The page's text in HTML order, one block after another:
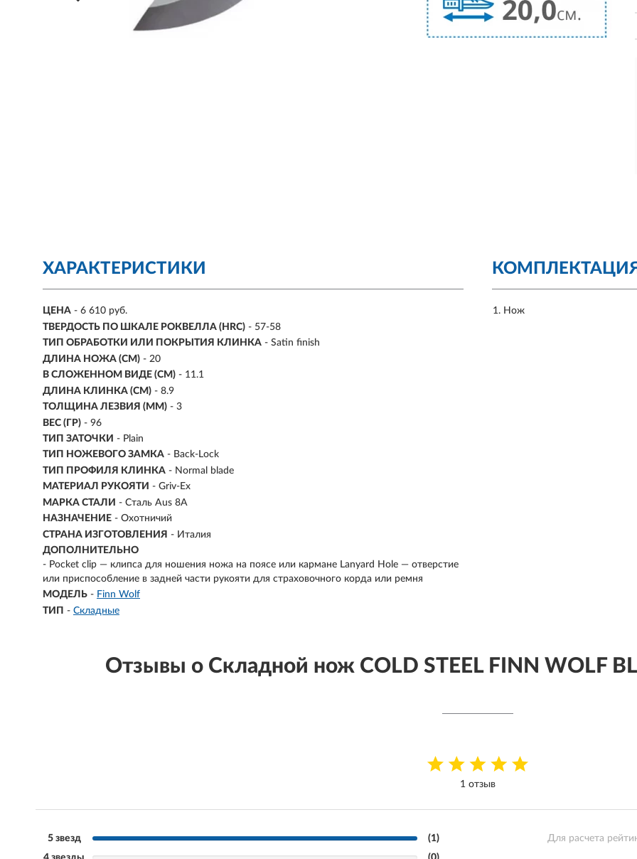
ХАРАКТЕРИСТИКИ
ЦЕНА - 6 610 руб.
ТВЕРДОСТЬ ПО ШКАЛЕ РОКВЕЛЛА (HRC) - 57-58
ТИП ОБРАБОТКИ ИЛИ ПОКРЫТИЯ КЛИНКА - Satin finish
ДЛИНА НОЖА (СМ) - 20
В СЛОЖЕННОМ ВИДЕ (СМ) - 11.1
ДЛИНА КЛИНКА (СМ) - 8.9
ТОЛЩИНА ЛЕЗВИЯ (ММ) - 3
ВЕС (ГР) - 96
ТИП ЗАТОЧКИ - Plain
ТИП НОЖЕВОГО ЗАМКА - Back-Lock
ТИП ПРОФИЛЯ КЛИНКА - Normal blade
МАТЕРИАЛ РУКОЯТИ - Griv-Ex
МАРКА СТАЛИ - Сталь Aus 8A
НАЗНАЧЕНИЕ - Охотничий
СТРАНА ИЗГОТОВЛЕНИЯ - Италия
ДОПОЛНИТЕЛЬНО
- Pocket clip — клипса для ношения ножа на поясе или кармане Lanyard Hole — отверстие
или приспособление в задней части рукояти для страховочного корда или ремня
МОДЕЛЬ - Finn Wolf
ТИП - Складные
КОМПЛЕКТАЦИЯ
Нож
Отзывы о Складной нож COLD STEEL FINN WOLF
1 отзыв
5 звезд
(1)
Для расчета